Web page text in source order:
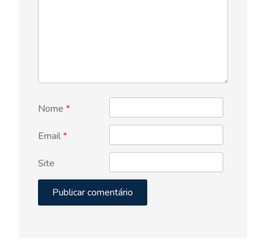
Nome *
Email*
Site